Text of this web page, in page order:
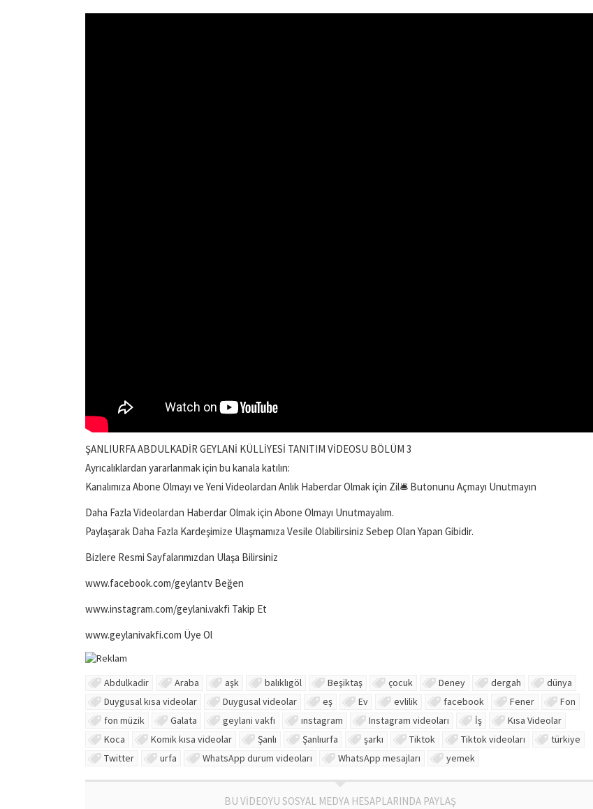
ŞANLIURFA ABDULKADİR GEYLANİ KÜLLİYESİ TANITIM VİDEOSU BÖLÜM 3
Ayrıcalıklardan yararlanmak için bu kanala katılın:
Kanalımıza Abone Olmayı ve Yeni Videolardan Anlık Haberdar Olmak için Zil🛎️ Butonunu Açmayı Unutmayın
Daha Fazla Videolardan Haberdar Olmak için Abone Olmayı Unutmayalım.
Paylaşarak Daha Fazla Kardeşimize Ulaşmamıza Vesile Olabilirsiniz Sebep Olan Yapan Gibidir.
Bizlere Resmi Sayfalarımızdan Ulaşa Bilirsiniz
www.facebook.com/geylantv Beğen
www.instagram.com/geylani.vakfi Takip Et
www.geylanivakfi.com Üye Ol
Abdulkadir Araba aşk balıklıgöl Beşiktaş çocuk Deney dergah
dünya
Duygusal kısa videolar
Duygusal videolar eş Ev evlilik facebook Fener
Fon
fon müzik
Galata geylani vakfı ınstagram Instagram videoları İş
Kısa Videolar
Koca
Komik kısa videolar Şanlı Şanlıurfa şarkı Tiktok Tiktok videoları
türkiye
Twitter
urfa WhatsApp durum videoları WhatsApp mesajları yemek
BU VİDEOYU SOSYAL MEDYA HESAPLARINDA PAYLAŞ